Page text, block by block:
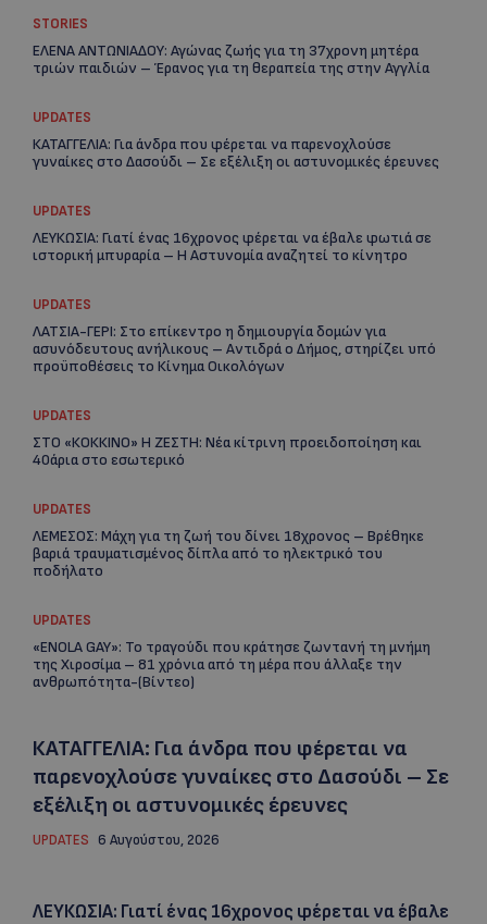
STORIES
ΕΛΕΝΑ ΑΝΤΩΝΙΑΔΟΥ: Αγώνας ζωής για τη 37χρονη μητέρα
τριών παιδιών – Έρανος για τη θεραπεία της στην Αγγλία
UPDATES
ΚΑΤΑΓΓΕΛΙΑ: Για άνδρα που φέρεται να παρενοχλούσε
γυναίκες στο Δασούδι – Σε εξέλιξη οι αστυνομικές έρευνες
UPDATES
ΛΕΥΚΩΣΙΑ: Γιατί ένας 16χρονος φέρεται να έβαλε φωτιά σε
ιστορική μπυραρία – Η Αστυνομία αναζητεί το κίνητρο
UPDATES
ΛΑΤΣΙΑ-ΓΕΡΙ: Στο επίκεντρο η δημιουργία δομών για
ασυνόδευτους ανήλικους – Αντιδρά ο Δήμος, στηρίζει υπό
προϋποθέσεις το Κίνημα Οικολόγων
UPDATES
ΣΤΟ «ΚΟΚΚΙΝΟ» Η ΖΕΣΤΗ: Νέα κίτρινη προειδοποίηση και
40άρια στο εσωτερικό
UPDATES
ΛΕΜΕΣΟΣ: Μάχη για τη ζωή του δίνει 18χρονος – Βρέθηκε
βαριά τραυματισμένος δίπλα από το ηλεκτρικό του
ποδήλατο
UPDATES
«ENOLA GAY»: Το τραγούδι που κράτησε ζωντανή τη μνήμη
της Χιροσίμα – 81 χρόνια από τη μέρα που άλλαξε την
ανθρωπότητα-(Bίντεο)
ΚΑΤΑΓΓΕΛΙΑ: Για άνδρα που φέρεται να
παρενοχλούσε γυναίκες στο Δασούδι – Σε
εξέλιξη οι αστυνομικές έρευνες
UPDATES 6 Αυγούστου, 2026
ΛΕΥΚΩΣΙΑ: Γιατί ένας 16χρονος φέρεται να έβαλε